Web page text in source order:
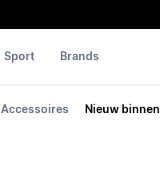
Accessoires Nieuw binnen
Sport Brands